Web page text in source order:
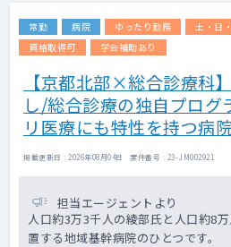
です。
常勤 病院 ゆったり勤務 土・日
資格取得可
学会補助あり
【京都北部×総合診療科
し/総合診療の独自プログ
リ医療にも特性を持つ病
掲載更新日 : 2026年08月04日 案件番号 : 23-JM002921
担当エージェントより
人口約3万3千人の綾部氏と人口約8
置する地域基幹病院のひとつです。